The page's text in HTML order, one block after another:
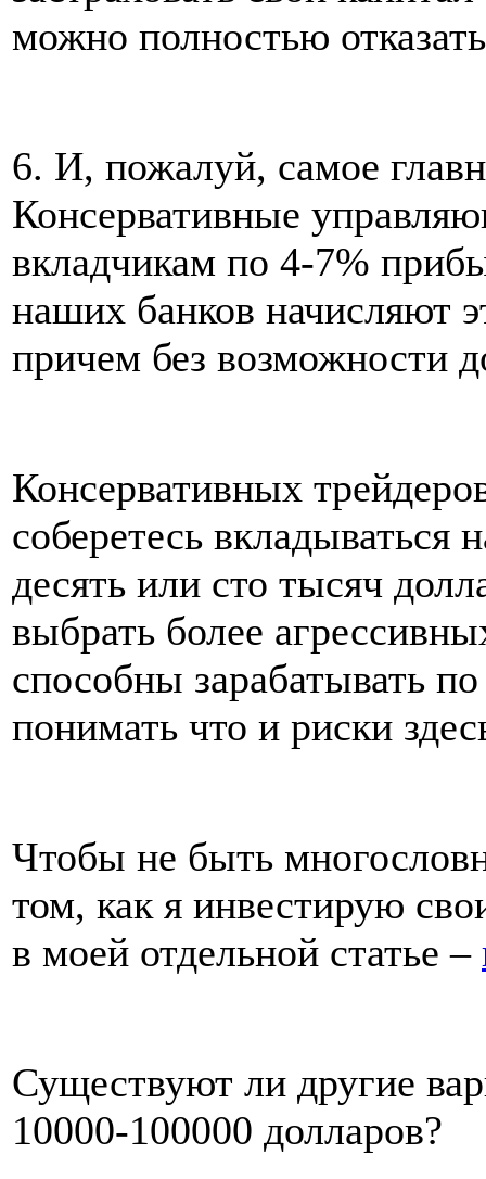
можно полностью
6. И, пожалуй, самое
Консервативные
вкладчикам по 4-7%
наших банков начисляют
причем без возможности
Консервативных
соберетесь вкладываться
десять или сто тысяч
выбрать более
способны зарабатывать
понимать что и риски
Чтобы не быть
том, как я инвестирую
в моей отдельной статье –
Существуют ли другие
10000-100000 долларов?